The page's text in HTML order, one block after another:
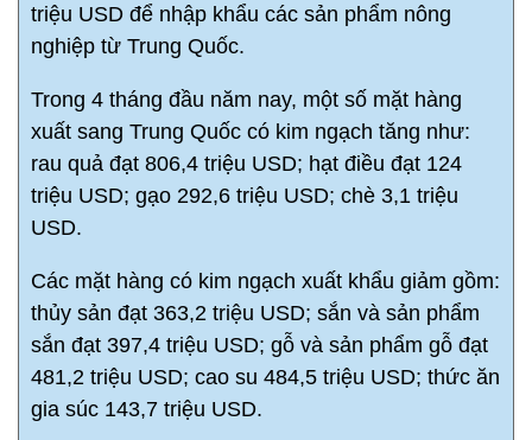
triệu USD để nhập khẩu các sản phẩm nông
nghiệp từ Trung Quốc.
Trong 4 tháng đầu năm nay, một số mặt hàng
xuất sang Trung Quốc có kim ngạch tăng như:
rau quả đạt 806,4 triệu USD; hạt điều đạt 124
triệu USD; gạo 292,6 triệu USD; chè 3,1 triệu
USD.
Các mặt hàng có kim ngạch xuất khẩu giảm gồm:
thủy sản đạt 363,2 triệu USD; sắn và sản phẩm
sắn đạt 397,4 triệu USD; gỗ và sản phẩm gỗ đạt
481,2 triệu USD; cao su 484,5 triệu USD; thức ăn
gia súc 143,7 triệu USD.